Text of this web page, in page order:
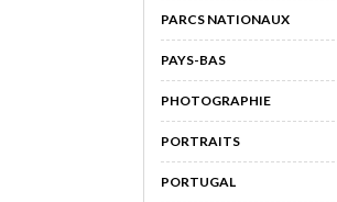
PARCS NATIONAUX
PAYS-BAS
PHOTOGRAPHIE
PORTRAITS
PORTUGAL